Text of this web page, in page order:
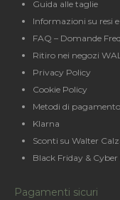
Guida alle taglie
Informazioni su resi
FAQ – Domande
Ritiro nei negozi
Privacy Policy
Cookie Policy
Metodi di pagamento
Klarna
Sconti su Walter
Black Friday &
Pagamenti sicuri